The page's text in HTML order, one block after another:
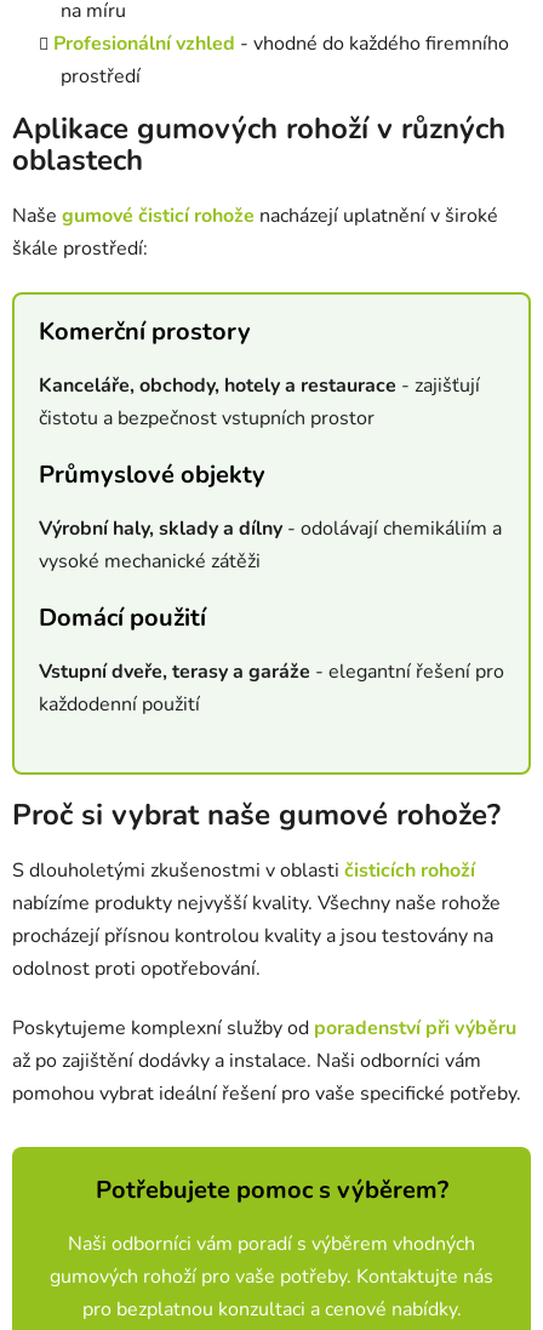
na míru
Profesionální vzhled - vhodné do každého firemního
prostředí
Aplikace gumových rohoží v různých
oblastech
Naše gumové čisticí rohože nacházejí uplatnění v široké
škále prostředí:
Komerční prostory
Kanceláře, obchody, hotely a restaurace - zajišťují
čistotu a bezpečnost vstupních prostor
Průmyslové objekty
Výrobní haly, sklady a dílny - odolávají chemikáliím a
vysoké mechanické zátěži
Domácí použití
Vstupní dveře, terasy a garáže - elegantní řešení pro
každodenní použití
Proč si vybrat naše gumové rohože?
S dlouholetými zkušenostmi v oblasti čisticích rohoží
nabízíme produkty nejvyšší kvality. Všechny naše rohože
procházejí přísnou kontrolou kvality a jsou testovány na
odolnost proti opotřebování.
Poskytujeme komplexní služby od poradenství při výběru
až po zajištění dodávky a instalace. Naši odborníci vám
pomohou vybrat ideální řešení pro vaše specifické potřeby.
Potřebujete pomoc s výběrem?
Naši odborníci vám poradí s výběrem vhodných
gumových rohoží pro vaše potřeby. Kontaktujte nás
pro bezplatnou konzultaci a cenové nabídky.